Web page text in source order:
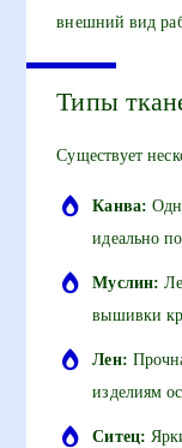
внешний вид
Типы
Существует
Канва:
идеально
Муслин:
вышивки
Лен:
изделиям
Ситец: